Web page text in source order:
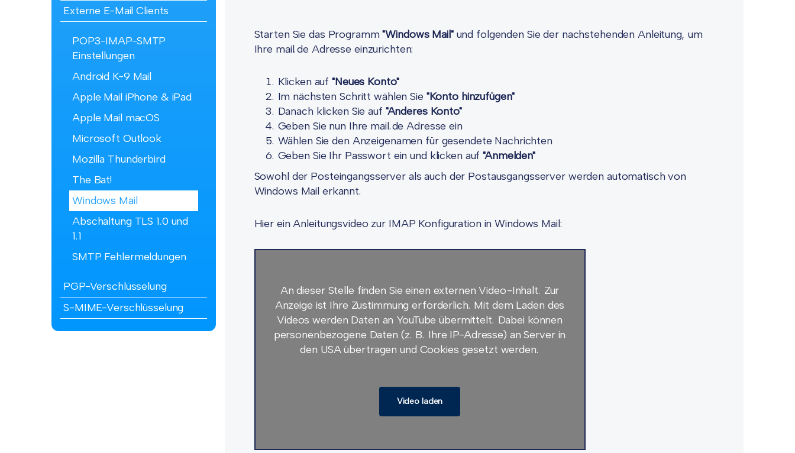
Externe E-Mail Clients
POP3-IMAP-SMTP
Einstellungen
Android K-9 Mail
Apple Mail iPhone & iPad
Apple Mail macOS
Microsoft Outlook
Mozilla Thunderbird
The Bat!
Windows Mail
Abschaltung TLS 1.0 und
1.1
SMTP Fehlermeldungen
PGP-Verschlüsselung
S-MIME-Verschlüsselung
Starten Sie das Programm"Windows Mail"und folgenden Sie der nachstehenden Anleitung, um
Ihre mail.de Adresse einzurichten:
Klicken auf "Neues Konto"
Im nächsten Schritt wählen Sie "Konto hinzufügen"
Danach klicken Sie auf "Anderes Konto"
Geben Sie nun Ihre mail.de Adresse ein
Wählen Sie den Anzeigenamen für gesendete Nachrichten
Geben Sie Ihr Passwort ein und klicken auf"Anmelden"
Sowohl der Posteingangsserver als auch der Postausgangsserver werden automatisch von
Windows Mail erkannt.
Hier ein Anleitungsvideo zur IMAP Konfiguration in Windows Mail:
An dieser Stelle finden Sie einen externen Video-Inhalt. Zur
Anzeige ist Ihre Zustimmung erforderlich. Mit dem Laden des
Videos werden Daten an YouTube übermittelt. Dabei können
personenbezogene Daten (z. B. Ihre IP-Adresse) an Server in
den USA übertragen und Cookies gesetzt werden.
Video laden